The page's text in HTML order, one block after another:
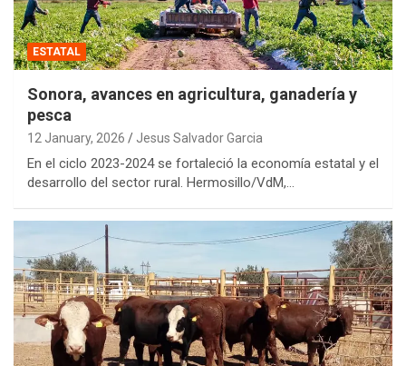
ESTATAL
Sonora, avances en agricultura, ganadería y
pesca
12 January, 2026 Jesus Salvador Garcia
En el ciclo 2023-2024 se fortaleció la economía estatal y el
desarrollo del sector rural. Hermosillo/VdM,…